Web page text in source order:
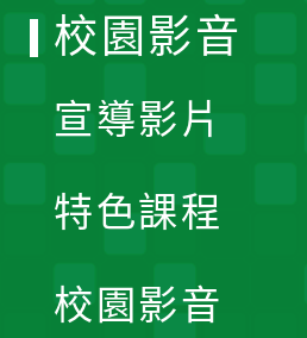
校園影音
宣導影片
特色課程
校園影音